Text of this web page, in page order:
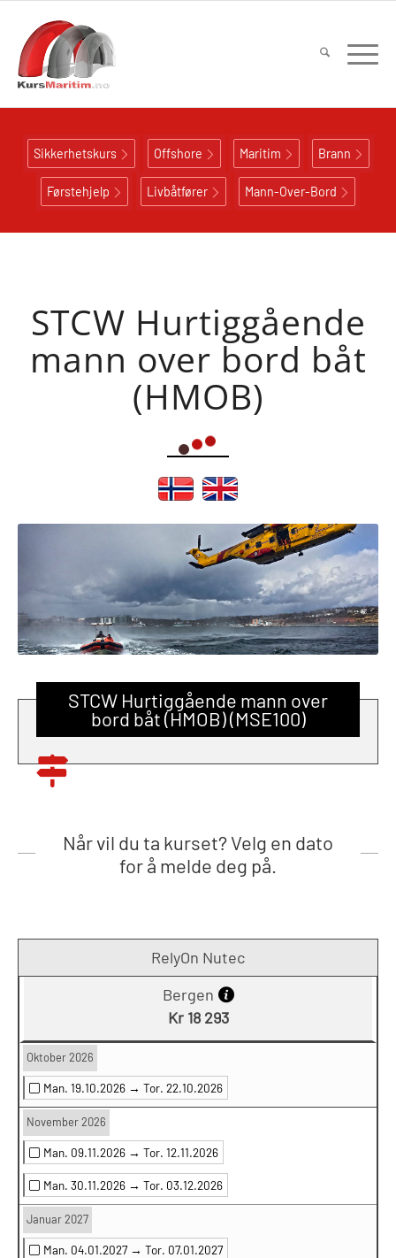
Sikkerhetskurs Offshore Maritim Brann
Førstehjelp Livbåtfører Mann-Over-Bord
STCW Hurtiggående
mann over bord båt
(HMOB)
STCW Hurtiggående mann over
bord båt (HMOB) (MSE100)
Når vil du ta kurset? Velg en dato
for å melde deg på.
RelyOn Nutec
Bergen
Kr 18 293
Oktober 2026
Man. 19.10.2026 → Tor. 22.10.2026
November 2026
Man. 09.11.2026 → Tor. 12.11.2026
Man. 30.11.2026 → Tor. 03.12.2026
Januar 2027
Man. 04.01.2027 → Tor. 07.01.2027